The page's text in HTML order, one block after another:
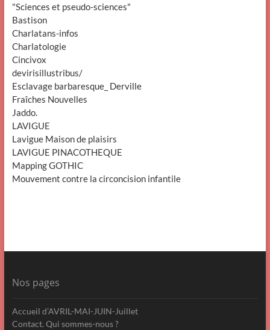
"Sciences et pseudo-sciences"
Bastison
Charlatans-infos
Charlatologie
Cincivox
devirisillustribus/
Esclavage barbaresque_ Derville
Fraîches Nouvelles
Jaddo.
LAVIGUE
Lavigue Maison de plaisirs
LAVIGUE PINACOTHEQUE
Mapping GOTHIC
Mouvement contre la circoncision infantile
Nos pages
Accueil d’AVRIL-MAI-JUIN-Juillet
Contact. Qui sommes-nous ?